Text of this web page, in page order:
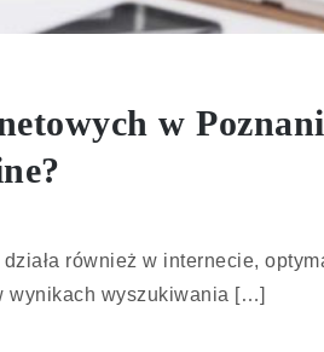
w
również w internecie,
wynikach wyszukiwania […]